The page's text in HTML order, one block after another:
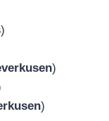
)
)
)